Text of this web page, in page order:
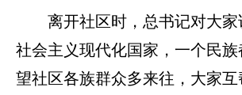
离开社区时，总书记对大
社会主义现代化国家，一个民
望社区各族群众多来往，大家